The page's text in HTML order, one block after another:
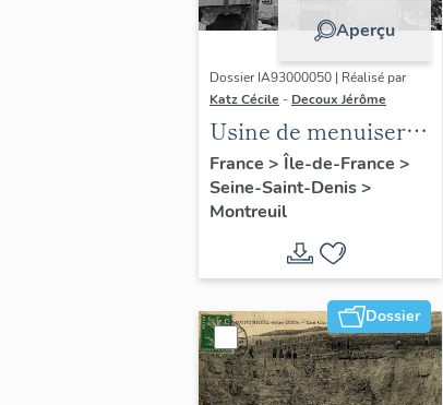
Aperçu
Dossier IA93000050 | Réalisé par
Katz Cécile - Decoux Jérôme
Usine de menuiserie
Bergmair et Robert,
puis Bergmair, puis
scierie Luthes
(détruit après
inventaire)
France > Île-de-France >
Seine-Saint-Denis>
Montreuil
Dossier